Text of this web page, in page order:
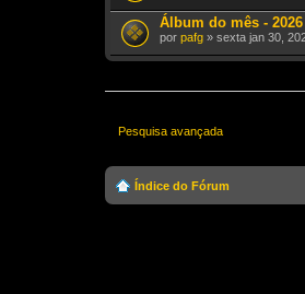
Álbum do mês - 2026
por pafg » sexta jan 30,
Pesquisa avançada
Índice do Fórum